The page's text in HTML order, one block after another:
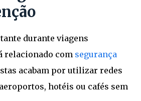
durante viagens
relacionado com segurança
acabam por utilizar redes
hotéis ou cafés sem